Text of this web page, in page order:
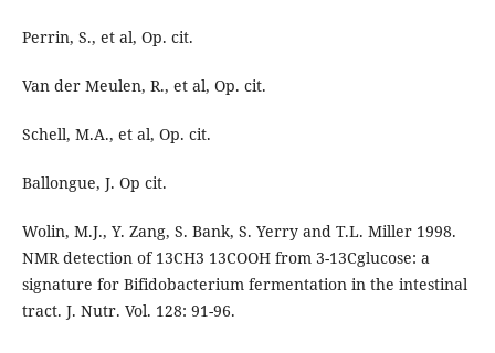
Perrin, S., et al, Op. cit.
Van der Meulen, R., et al, Op. cit.
Schell, M.A., et al, Op. cit.
Ballongue, J. Op cit.
Wolin, M.J., Y. Zang, S. Bank, S. Yerry and T.L. Miller 1998.
NMR detection of 13CH3 13COOH from 3-13Cglucose: a
signature for Bifidobacterium fermentation in the intestinal
tract. J. Nutr. Vol. 128: 91-96.